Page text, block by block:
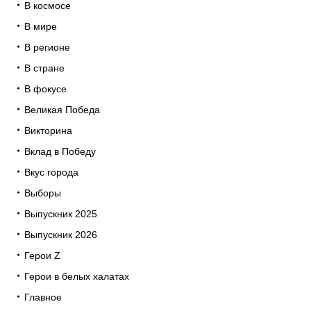
В космосе
В мире
В регионе
В стране
В фокусе
Великая Победа
Викторина
Вклад в Победу
Вкус города
Выборы
Выпускник 2025
Выпускник 2026
Герои Z
Герои в белых халатах
Главное